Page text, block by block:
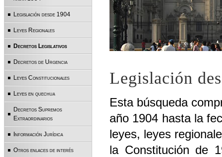
Legislación
Esta búsqueda
año 1904 hasta la
leyes, leyes
la Constitución de
Legislación desde 1904
Leyes Regionales
Decretos Legislativos
Decretos de Urgencia
Leyes Constitucionales
Leyes en quechua
Decretos Supremos
Extraordinarios
Información Jurídica
Otros enlaces de interés